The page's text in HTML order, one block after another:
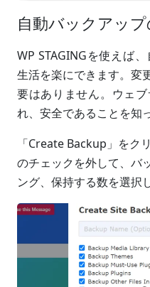
自動バックアッ
WP STAGINGを使えば
生活を楽にできます。変
要はありません。ウェ
れ、安全であることを知
「Create Backup」をク
のチェックを外して、バ
ング、保持する数を選択